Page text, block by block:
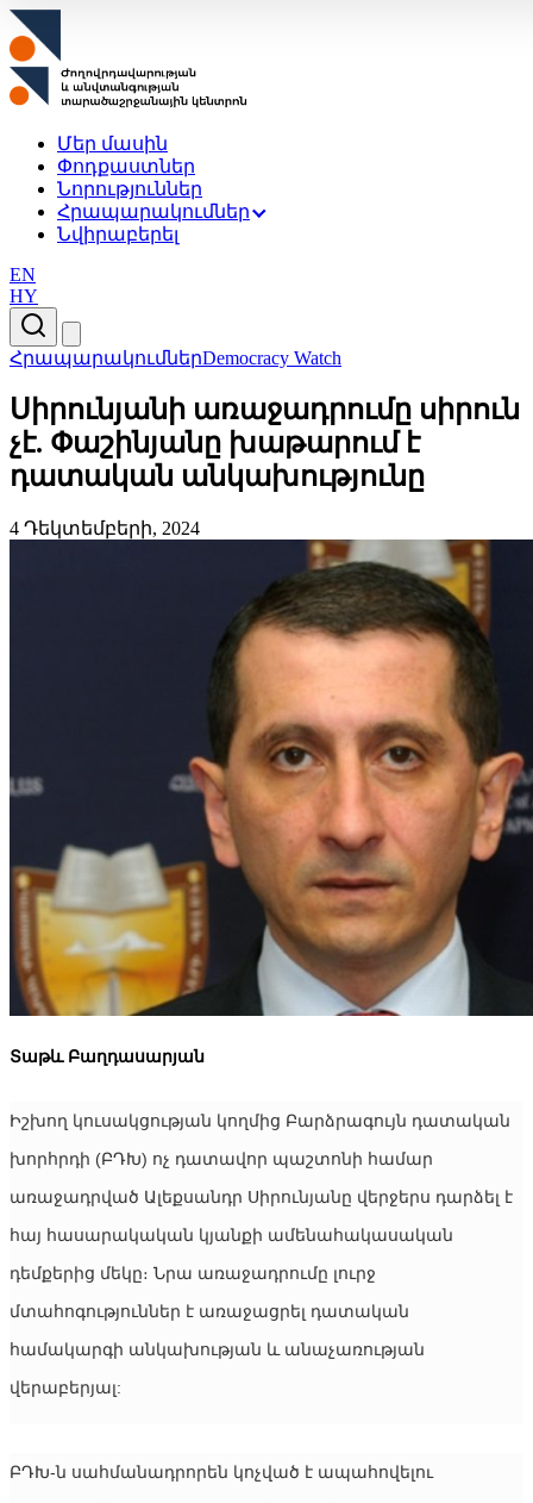
Մեր մասին
Փոդքաստներ
Նորություններ
Հրապարակումներ
Նվիրաբերել
EN
HY
ՀրապարակումներDemocracy Watch
Սիրունյանի առաջադրումը սիրուն
չէ. Փաշինյանը խաթարում է
դատական ​​անկախությունը
4 Դեկտեմբերի, 2024
Տաթև Բաղդասարյան
Իշխող կուսակցության կողմից Բարձրագույն դատական ​​
խորհրդի (ԲԴԽ) ոչ դատավոր պաշտոնի համար
առաջադրված Ալեքսանդր Սիրունյանը վերջերս դարձել է
հայ հասարակական կյանքի ամենահակասական
դեմքերից մեկը։ Նրա առաջադրումը լուրջ
մտահոգություններ է առաջացրել դատական ​​
համակարգի անկախության և անաչառության
վերաբերյալ:
ԲԴԽ-ն սահմանադրորեն կոչված է ապահովելու